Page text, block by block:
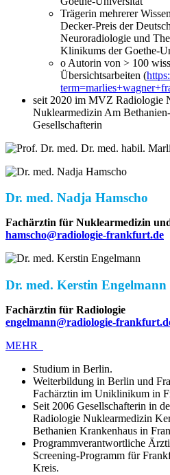
Trägerin mehrerer
Decker-Preis der
Neuroradiologie und
Klinikums der Goethe-
o Autorin von > 100
Übersichtsarbeiten (
seit 2020 im MVZ Radiologie
Nuklearmedizin Am
Gesellschafterin
Dr. med. Nadja Hamscho
Fachärztin für Nuklearmedizin
hamscho@radiologie-frankfurt.de
Dr. med. Kerstin Engelmann
Fachärztin für Radiologie
engelmann@radiologie-
MEHR
Studium in Berlin.
Weiterbildung in Berlin und
Fachärztin im Uniklinikum in
Seit 2006 Gesellschafterin in
Radiologie Nuklearmedizin
Bethanien Krankenhaus in
Programmverantwortliche
Screening-Programm für
Kreis.